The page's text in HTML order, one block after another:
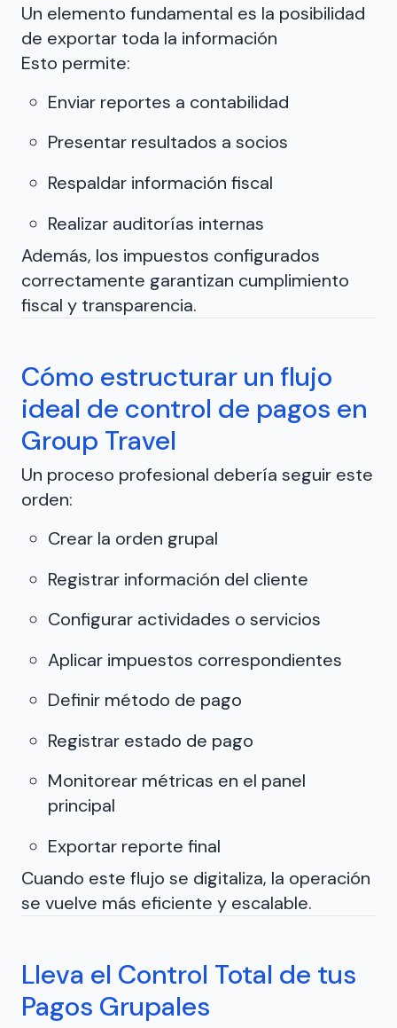
Un elemento fundamental es la posibilidad
de exportar toda la información
Esto permite:
Enviar reportes a contabilidad
Presentar resultados a socios
Respaldar información fiscal
Realizar auditorías internas
Además, los impuestos configurados
correctamente garantizan cumplimiento
fiscal y transparencia.
Cómo estructurar un flujo
ideal de control de pagos en
Group Travel
Un proceso profesional debería seguir este
orden:
Crear la orden grupal
Registrar información del cliente
Configurar actividades o servicios
Aplicar impuestos correspondientes
Definir método de pago
Registrar estado de pago
Monitorear métricas en el panel
principal
Exportar reporte final
Cuando este flujo se digitaliza, la operación
se vuelve más eficiente y escalable.
Lleva el Control Total de tus
Pagos Grupales